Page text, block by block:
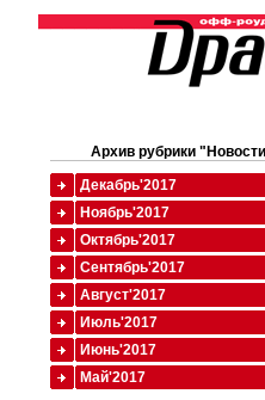
Архив рубрики
Декабрь'2017
Ноябрь'2017
Октябрь'2017
Сентябрь'2017
Август'2017
Июль'2017
Июнь'2017
Май'2017